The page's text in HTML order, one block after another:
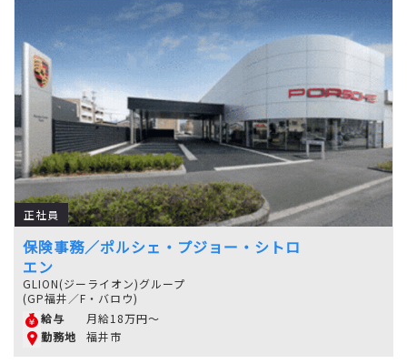
正社員
保険事務／ポルシェ・プジョー・シトロ
エン
GLION(ジーライオン)グループ
(GP福井／F・バロウ)
給与
月給18万円～
勤務地
福井市